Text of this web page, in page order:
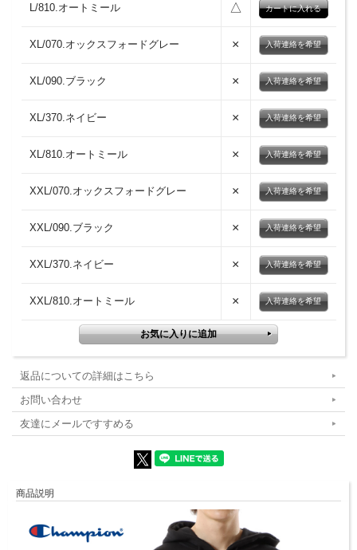
L/810.オートミール △
XL/070.オックスフォードグレー × 入荷連絡を希望
XL/090.ブラック × 入荷連絡を希望
XL/370.ネイビー × 入荷連絡を希望
XL/810.オートミール × 入荷連絡を希望
XXL/070.オックスフォードグレー × 入荷連絡を希望
XXL/090.ブラック × 入荷連絡を希望
XXL/370.ネイビー × 入荷連絡を希望
XXL/810.オートミール × 入荷連絡を希望
返品についての詳細はこちら
お問い合わせ
友達にメールですすめる
商品説明